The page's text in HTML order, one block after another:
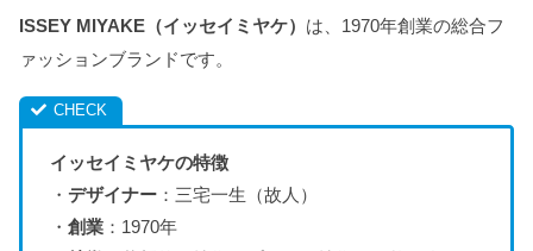
ISSEY MIYAKE（イッセイミヤケ） は、1970年創業の総合フ
ァッションブランドです。
イッセイミヤケの特徴
・ デザイナー：三宅一生（故人）
・ 創業：1970年